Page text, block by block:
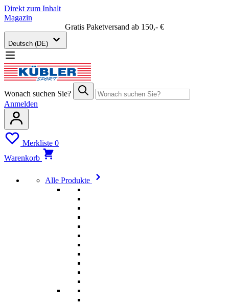
Direkt zum Inhalt
Magazin
Gratis Paketversand ab 150,- €
Deutsch (DE)
Wonach suchen Sie?
Anmelden
Merkliste 0
Warenkorb
Alle Produkte